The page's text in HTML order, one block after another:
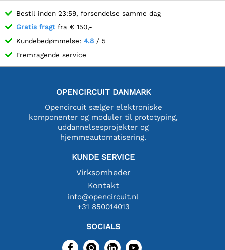
Bestil inden 23:59, forsendelse samme dag
Gratis fragt fra € 150,-
Kundebedømmelse: 4.8 / 5
Fremragende service
OPENCIRCUIT DANMARK
Opencircuit sælger elektroniske
komponenter og moduler til prototyping,
uddannelsesprojekter og
hjemmeautomatisering.
KUNDE SERVICE
Virksomheder
Kontakt
info@opencircuit.nl
+31 850014013
SOCIALS